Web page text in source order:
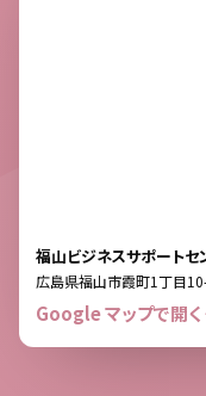
福山ビジネスサポート
広島県福山市霞町1丁目
Google マップで開